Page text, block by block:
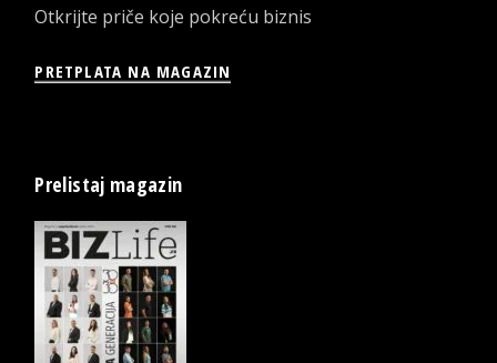
Otkrijte priče koje pokreću biznis
PRETPLATA NA MAGAZIN
Prelistaj magazin